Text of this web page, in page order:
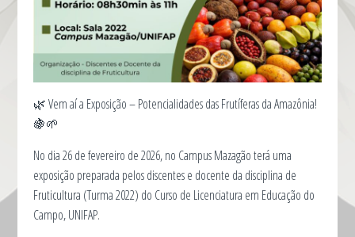
🌿 Vem aí a Exposição – Potencialidades das Frutíferas da Amazônia!
🍇🌱
No dia 26 de fevereiro de 2026, no Campus Mazagão terá uma
exposição preparada pelos discentes e docente da disciplina de
Fruticultura (Turma 2022) do Curso de Licenciatura em Educação do
Campo, UNIFAP.